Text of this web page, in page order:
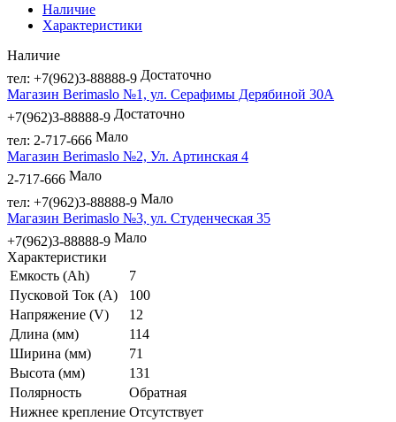
Наличие
Характеристики
Наличие
тел: +7(962)3-88888-9 Достаточно
Магазин Berimaslo №1, ул. Серафимы Дерябиной 30А
+7(962)3-88888-9 Достаточно
тел: 2-717-666 Мало
Магазин Berimaslo №2, Ул. Артинская 4
2-717-666 Мало
тел: +7(962)3-88888-9 Мало
Магазин Berimaslo №3, ул. Студенческая 35
+7(962)3-88888-9 Мало
Характеристики
Емкость (Ah)
7
Пусковой Ток (A)
100
Напряжение (V)
12
Длина (мм)
114
Ширина (мм)
71
Высота (мм)
131
Полярность
Обратная
Нижнее крепление Отсутствует